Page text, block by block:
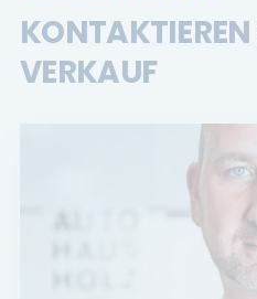
KONTAKTIEREN
VERKAUF